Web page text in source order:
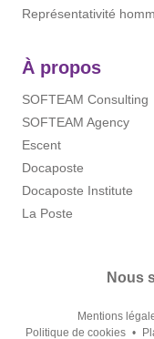
Représentativité
À propos
SOFTEAM Consulting
SOFTEAM Agency
Escent
Docaposte
Docaposte Institute
La Poste
Nous
Mentions
Politique de cookies